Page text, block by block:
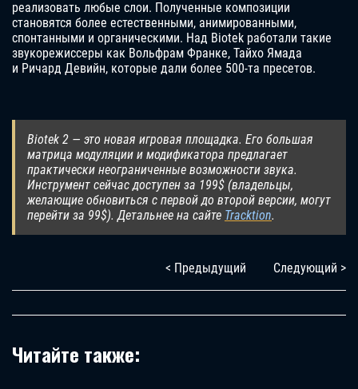
реализовать любые слои. Полученные композиции
становятся более естественными, анимированными,
спонтанными и органическими. Над Biotek работали такие
звукорежиссеры как Вольфрам Франке, Тайхо Ямада
и Ричард Девийн, которые дали более 500-та пресетов.
Biotek 2 — это новая игровая площадка. Его большая
матрица модуляции и модификатора предлагает
практически неограниченные возможности звука.
Инструмент сейчас доступен за 199$ (владельцы,
желающие обновиться с первой до второй версии, могут
перейти за 99$). Детальнее на сайте Tracktion.
< Предыдущий Следующий >
Читайте также: